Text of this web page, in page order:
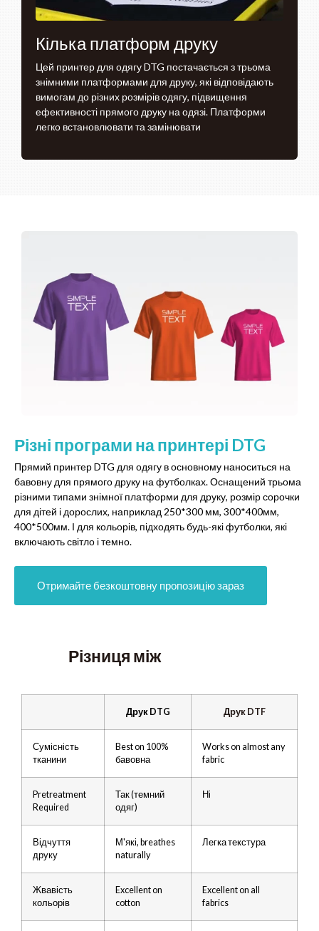
Кілька платформ друку
Цей принтер для одягу DTG постачається з трьома
знімними платформами для друку, які відповідають
вимогам до різних розмірів одягу, підвищення
ефективності прямого друку на одязі. Платформи
легко встановлювати та замінювати
Різні програми на принтері DTG
Прямий принтер DTG для одягу в основному наноситься на
бавовну для прямого друку на футболках. Оснащений трьома
різними типами знімної платформи для друку, розмір сорочки
для дітей і дорослих, наприклад 250*300 мм, 300*400мм,
400*500мм. І для кольорів, підходять будь-які футболки, які
включають світло і темно.
Отримайте безкоштовну пропозицію зараз
Різниця між
Друк DTG Друк DTF
Сумісність
тканини
Best on 100%
бавовна
Works on almost any
fabric
Pretreatment
Required
Так (темний
одяг)
Ні
Відчуття
друку
М'які, breathes
naturally
Легка текстура
Жвавість
кольорів
Excellent on
cotton
Excellent on all
fabrics